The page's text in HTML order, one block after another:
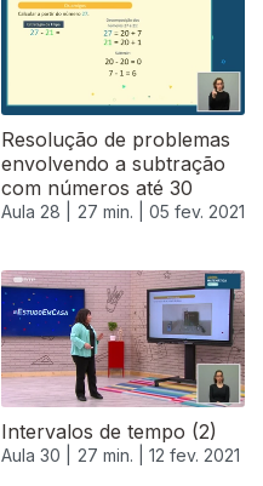
Resolução de problemas
envolvendo a subtração
com números até 30
Aula 28 | 27 min. | 05 fev. 2021
Intervalos de tempo (2)
Aula 30 | 27 min. | 12 fev. 2021